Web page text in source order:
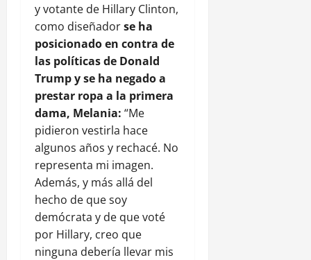
y votante de Hillary Clinton,
como diseñadorse ha
posicionado en contra de
las políticas de Donald
Trump y se ha negado a
prestar ropa a la primera
dama, Melania: “Me
pidieron vestirla hace
algunos años y rechacé. No
representa mi imagen.
Además, y más allá del
hecho de que soy
demócrata y de que voté
por Hillary, creo que
ninguna debería llevar mis